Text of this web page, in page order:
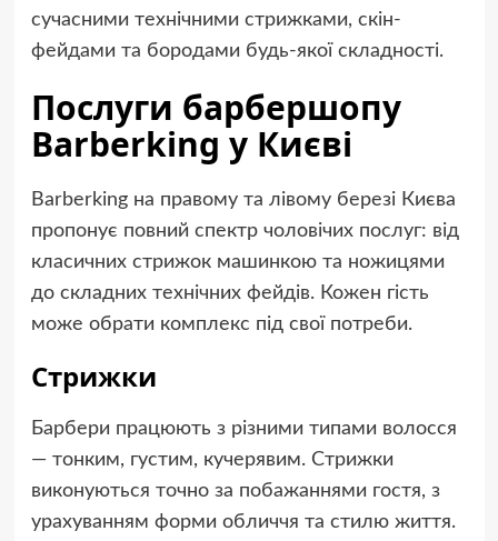
сучасними технічними стрижками, скін-
фейдами та бородами будь-якої складності.
Послуги барбершопу
Barberking у Києві
Barberking на правому та лівому березі Києва
пропонує повний спектр чоловічих послуг: від
класичних стрижок машинкою та ножицями
до складних технічних фейдів. Кожен гість
може обрати комплекс під свої потреби.
Стрижки
Барбери працюють з різними типами волосся
— тонким, густим, кучерявим. Стрижки
виконуються точно за побажаннями гостя, з
урахуванням форми обличчя та стилю життя.